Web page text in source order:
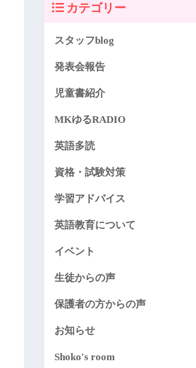
カテゴリー
スタッフblog
発表会報告
児童書紹介
MKゆるRADIO
英語多読
資格・試験対策
学習アドバイス
英語教育について
イベント
生徒からの声
保護者の方からの声
お知らせ
Shoko's room